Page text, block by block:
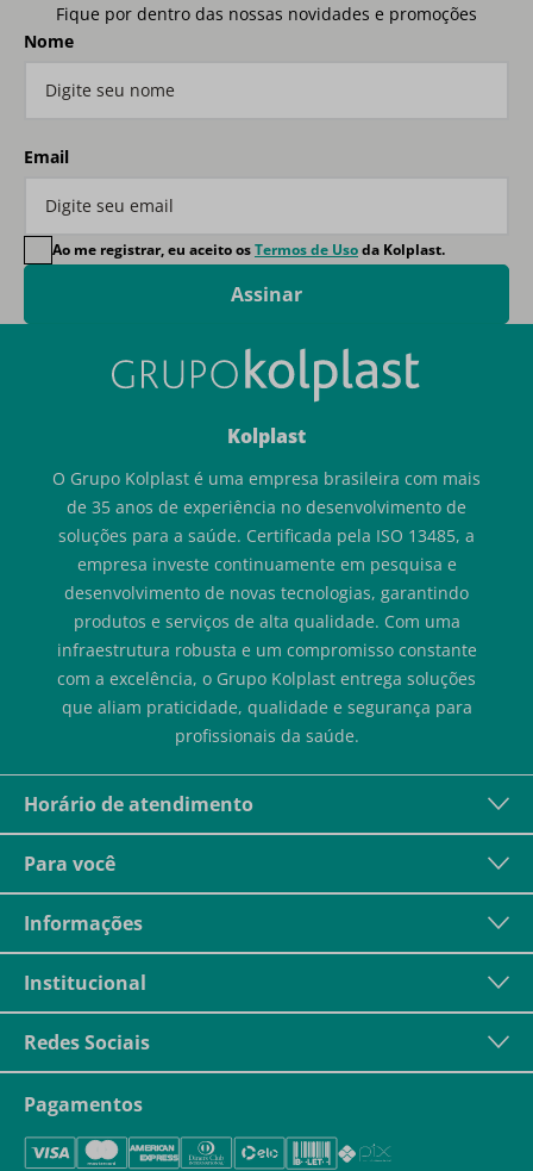
Fique por dentro das nossas novidades e promoções
Nome
Email
Assinar
Ao me registrar, eu aceito osTermos de Usoda Kolplast.
Kolplast
O Grupo Kolplast é uma empresa brasileira com mais
de 35 anos de experiência no desenvolvimento de
soluções para a saúde. Certificada pela ISO 13485, a
empresa investe continuamente em pesquisa e
desenvolvimento de novas tecnologias, garantindo
produtos e serviços de alta qualidade. Com uma
infraestrutura robusta e um compromisso constante
com a excelência, o Grupo Kolplast entrega soluções
que aliam praticidade, qualidade e segurança para
profissionais da saúde.
Horário de atendimento
Para você
Informações
Institucional
Redes Sociais
Pagamentos